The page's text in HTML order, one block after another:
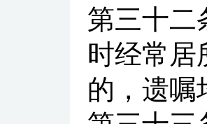
第三十二
时经常居
的，遗嘱